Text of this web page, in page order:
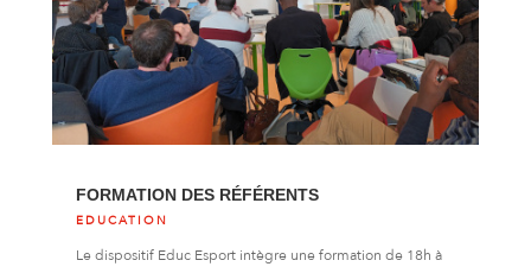
FORMATION DES RÉFÉRENTS
EDUCATION
Le dispositif Educ Esport intègre une formation de 18h à